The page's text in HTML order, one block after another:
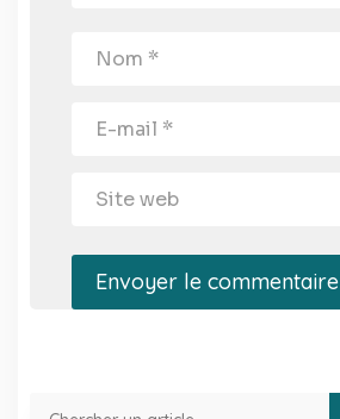
Envoyer le commentaire